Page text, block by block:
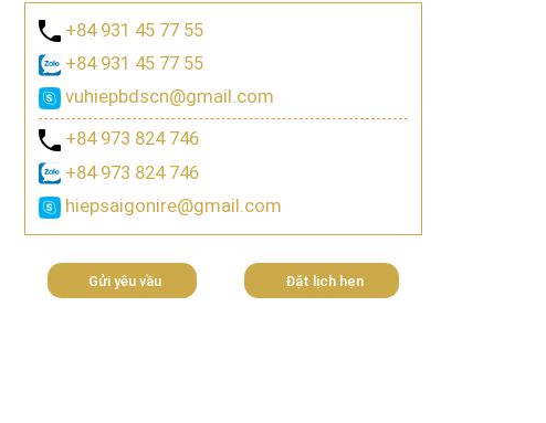
+84 931 45 77 55
+84 931 45 77 55
vuhiepbdscn@gmail.com
+84 973 824 746
+84 973 824 746
hiepsaigonire@gmail.com
Gửi yêu vầu Đặt lịch hẹn